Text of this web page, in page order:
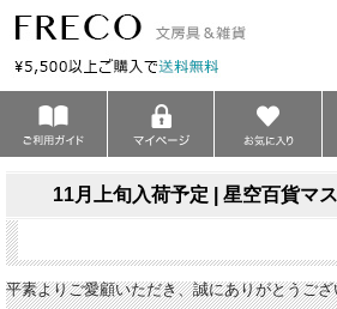
11月上旬入荷予定 | 星空百貨マ
平素よりご愛顧いただき、誠にありがとうご